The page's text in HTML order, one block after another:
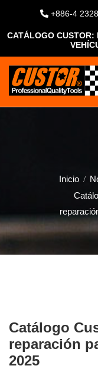
+886-4
CATÁLOGO CUSTOR:
Inicio
Catálogo
reparación
2025